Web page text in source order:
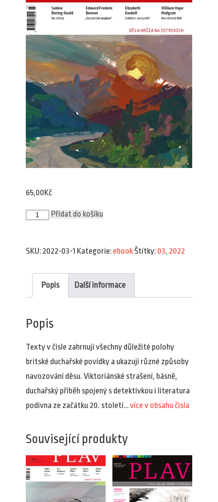
65,00Kč
Plav
3/2022
Přidat do košíku
SKU: 2022-03-1 Kategorie: ebookŠtítky: 03, 2022
Popis Další informace
Popis
Texty v čísle zahrnují všechny důležité polohy
britské duchařské povídky a ukazují různé způsoby
navozování děsu. Viktoriánské strašení, básně,
duchařský příběh spojený s detektivkou i literatura
podivna ze začátku 20. století…více v obsahu čísla
Související produkty